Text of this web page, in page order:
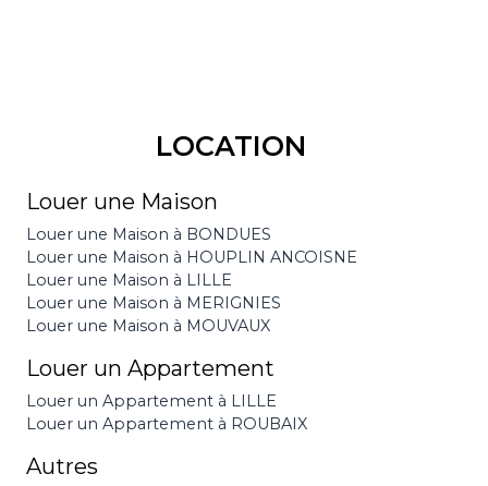
LOCATION
Louer une Maison
Louer une Maison à BONDUES
Louer une Maison à HOUPLIN ANCOISNE
Louer une Maison à LILLE
Louer une Maison à MERIGNIES
Louer une Maison à MOUVAUX
Louer un Appartement
Louer un Appartement à LILLE
Louer un Appartement à ROUBAIX
Autres